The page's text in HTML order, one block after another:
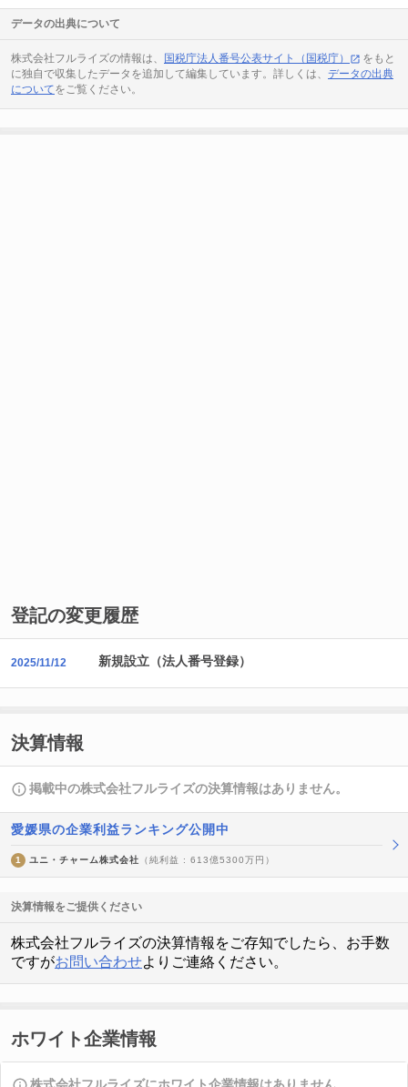
データの出典について
株式会社フルライズの情報は、 国税庁法人番号公表サイト（国税庁）
をもと
に独自で収集したデータを追加して編集しています。詳しくは、 データの出典
についてをご覧ください。
登記の変更履歴
2025/11/12 新規設立（法人番号登録）
決算情報
掲載中の株式会社フルライズの決算情報はありません。
愛媛県の企業利益ランキング公開中
1 ユニ・チャーム株式会社 （純利益 : 613億5300万円）
決算情報をご提供ください
株式会社フルライズの決算情報をご存知でしたら、お手数
ですがお問い合わせよりご連絡ください。
ホワイト企業情報